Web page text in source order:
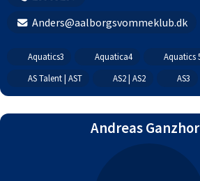
Anders@aalborgsvommeklub.dk
Aquatics3 Aquatica4 Aquatics
AS Talent | AST
AS2 | AS2 AS3
Andreas